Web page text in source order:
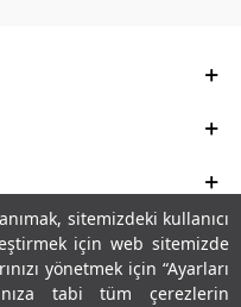
sitemizdeki kullanıcı
için web sitemizde
yönetmek için “Ayarları
tabi tüm çerezlerin